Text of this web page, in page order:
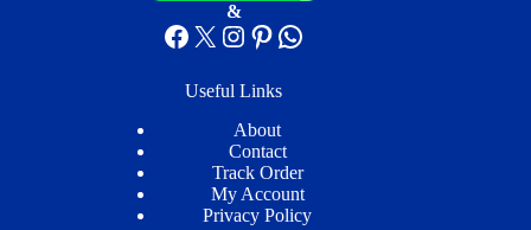
&
Facebook
X Instagram
Pinterest
WhatsApp
Useful Links
About
Contact
Track Order
My Account
Privacy Policy